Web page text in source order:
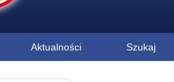
Aktualności Szukaj